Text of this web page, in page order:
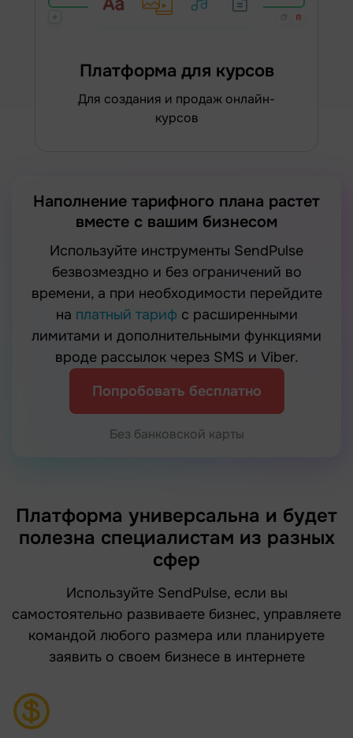
Платформа для курсов
для создания и продаж онлайн-
курсов
Наполнение тарифного плана растет
вместе с вашим бизнесом
Используйте инструменты SendPulse
безвозмездно и без ограничений во
времени, а при необходимости перейдите
на платный тариф с расширенными
лимитами и дополнительными функциями
вроде рассылок через SMS и Viber.
Попробовать бесплатно
Без банковской карты
Платформа универсальна и будет
полезна специалистам из разных
сфер
Используйте SendPulse, если вы
самостоятельно развиваете бизнес, управляете
командой любого размера или планируете
заявить о своем бизнесе в интернете